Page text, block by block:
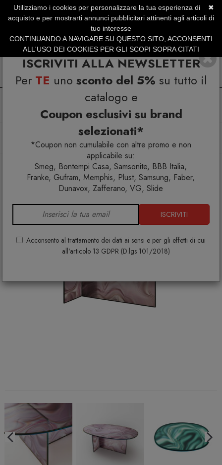
ISCRIVITI ALLA NEWSLETTER
Per TE uno sconto del 5% su tutto il
catalogo e
Coupon esclusivi su brand
selezionati*
*Coupon non cumulabile con altre promo e non
applicabile su:
Smeg, Bontempi Casa, Samsonite, BBB Italia,
Franke, Gufram, Memphis, Plust, Samsung, Faber,
Dunavox, Zafferano, VG, Slide
ISCRIVITI
Acconsento al trattamento dei dati ai sensi e per gli effetti di cui
all'articolo 13 GDPR (D.lgs 101/2018)
SERVIZIO CLIENTI +39.0773.470.562
SUMMER SALES | Fino al 31 Agosto
Arredo interno
Liquefy Tavolo 180x115x73
✖
Utilizziamo i cookies per personalizzare la tua esperienza di
acquisto e per mostrarti annunci pubblicitari attinenti agli articoli di
tuo interesse
CONTINUANDO A NAVIGARE SU QUESTO SITO, ACCONSENTI
ALL'USO DEI COOKIES PER GLI SCOPI SOPRA CITATI